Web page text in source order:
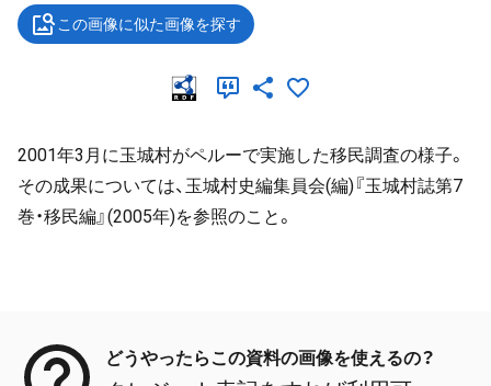
この画像に似た画像を探す
2001年3月に玉城村がペルーで実施した移民調査の様子。
その成果については、玉城村史編集員会(編)『玉城村誌第7
巻・移民編』(2005年)を参照のこと。
どうやったらこの資料の画像を使えるの？